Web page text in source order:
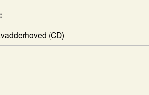
Døden er et skvadderhoved (CD)